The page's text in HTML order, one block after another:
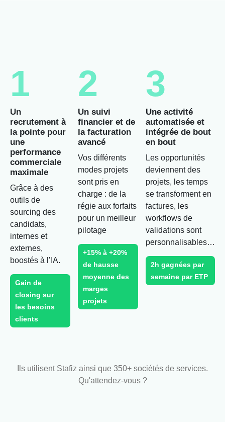
1
Un
recrutement à
la pointe pour
une
performance
commerciale
maximale
Grâce à des
outils de
sourcing des
candidats,
internes et
externes,
boostés à l’IA.
Gain de
closing sur
les besoins
clients
2
Un suivi
financier et de
la facturation
avancé
Vos différents
modes projets
sont pris en
charge : de la
régie aux forfaits
pour un meilleur
pilotage
+15% à +20%
de hausse
moyenne des
marges
projets
3
Une activité
automatisée et
intégrée de bout
en bout
Les opportunités
deviennent des
projets, les temps
se transforment en
factures, les
workflows de
validations sont
personnalisables…
2h gagnées par
semaine par ETP
Ils utilisent Stafiz ainsi que 350+ sociétés de services.
Qu'attendez-vous ?